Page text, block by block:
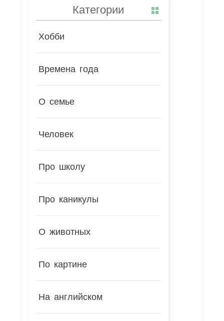
Категории
Хобби
Времена года
О семье
Человек
Про школу
Про каникулы
О животных
По картине
На английском